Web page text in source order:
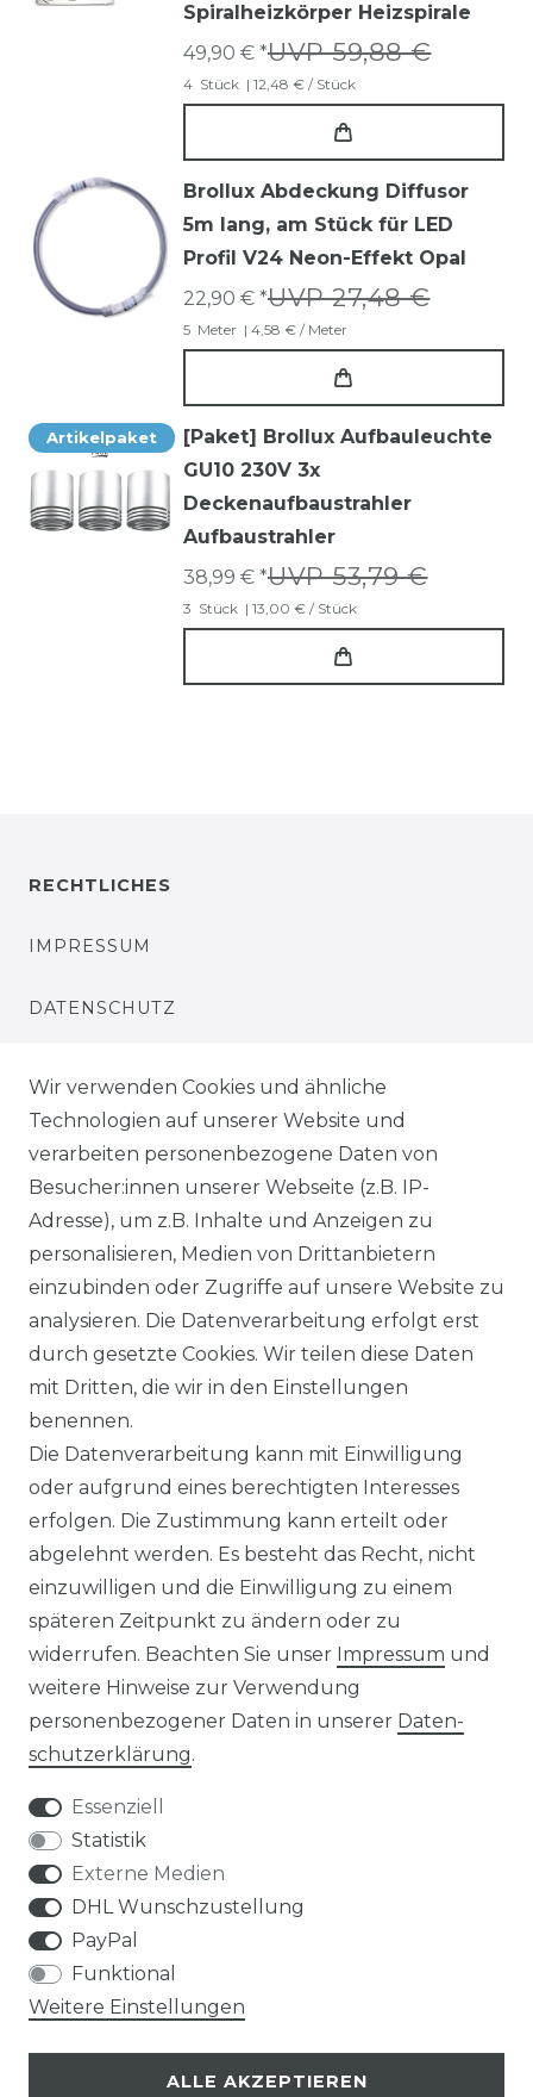
Spiralheizkörper Heizspirale
UVP 59,88 €
49,90 € *
4 Stück | 12,48 € / Stück
Brollux Abdeckung Diffusor
5m lang, am Stück für LED
Profil V24 Neon-Effekt Opal
UVP 27,48 €
22,90 € *
5 Meter | 4,58 € / Meter
Artikelpaket
[Paket] Brollux Aufbauleuchte
GU10 230V 3x
Deckenaufbaustrahler
Aufbaustrahler
UVP 53,79 €
38,99 € *
3 Stück | 13,00 € / Stück
RECHTLICHES
IMPRESSUM
DATENSCHUTZ
AGB
SHOP
VERSANDKOSTENINFORMATION
B2B
WUNSCHLISTE
SERVICE
RETOURENINFO
KONTAKT
ZAHLUNGSARTEN
Wir verwenden Cookies und ähnliche
Technologien auf unserer Website und
verarbeiten personenbezogene Daten von
Besucher:innen unserer Webseite (z.B. IP-
Adresse), um z.B. Inhalte und Anzeigen zu
personalisieren, Medien von Drittanbietern
einzubinden oder Zugriffe auf unsere Website zu
analysieren. Die Datenverarbeitung erfolgt erst
durch gesetzte Cookies. Wir teilen diese Daten
mit Dritten, die wir in den Einstellungen
benennen.
Die Datenverarbeitung kann mit Einwilligung
oder aufgrund eines berechtigten Interesses
erfolgen. Die Zustimmung kann erteilt oder
abgelehnt werden. Es besteht das Recht, nicht
einzuwilligen und die Einwilligung zu einem
späteren Zeitpunkt zu ändern oder zu
widerrufen. Beachten Sie unser Impressum und
weitere Hinweise zur Verwendung
personenbezogener Daten in unserer Daten­
schutz­erklärung.
Essenziell
Statistik
Externe Medien
DHL Wunschzustellung
PayPal
Funktional
Weitere Einstellungen
ALLE AKZEPTIEREN